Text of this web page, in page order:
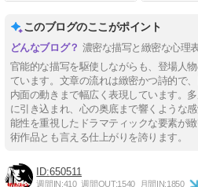
このブログのここがポイント
濃密な描写と緻密な心理
官能的な描写を駆使しながらも、登場人
ています。文章の流れは緻密かつ詩的で
内面の動きまで幅広く表現しています。
に引き込まれ、心の奥底まで響くような
能性を重視したドラマティックな要素が
術作品とも言える仕上がりを誇ります。
650511
週間IN:410 週間OUT:1540 月間IN:1850